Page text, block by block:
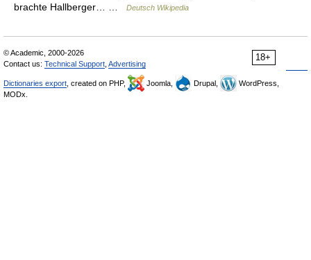
brachte Hallberger… …
Deutsch Wikipedia
18+
© Academic, 2000-2026
Contact us: Technical Support Advertising
Dictionaries export , created on PHP, Joomla, Drupal,
WordPress,
MODx.